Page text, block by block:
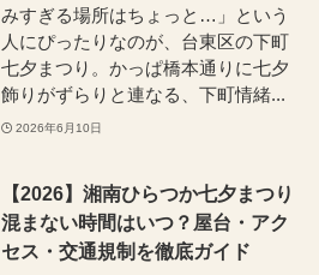
みすぎる場所はちょっと…」という
人にぴったりなのが、台東区の下町
七夕まつり。かっぱ橋本通りに七夕
飾りがずらりと連なる、下町情緒...
2026年6月10日
【2026】湘南ひらつか七夕まつり
混まない時間はいつ？屋台・アク
セス・交通規制を徹底ガイド